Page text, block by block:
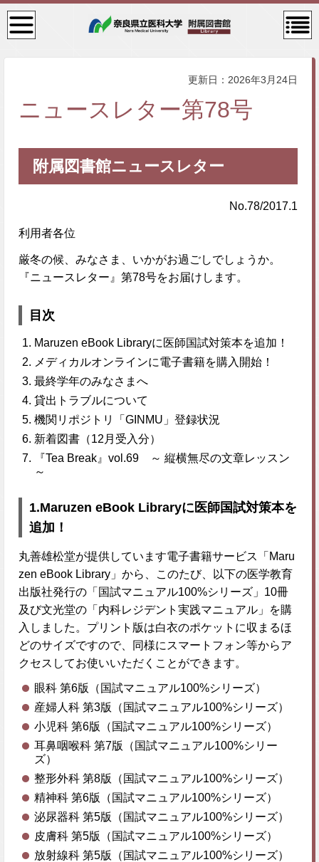
検
索・
メニ
コン
テン
ニュ
更新日：2026年3月24日
ニュースレター第78号
附属図書館ニュースレター
No.78/2017.1
利用者各位
厳冬の候、みなさま、いかがお過ごしでしょうか。
『ニュースレター』第78号をお届けします。
目次
Maruzen eBook Libraryに医師国試対策本を追加！
メディカルオンラインに電子書籍を購入開始！
最終学年のみなさまへ
貸出トラブルについて
機関リポジトリ「GINMU」登録状況
新着図書（12月受入分）
『Tea Break』vol.69 ～ 縦横無尽の文章レッスン
～
1.Maruzen eBook Libraryに医師国試対策本を
追加！
丸善雄松堂が提供しています電子書籍サービス「Maru
zen eBook Library」から、このたび、以下の医学教育
出版社発行の「国試マニュアル100%シリーズ」10冊
及び文光堂の「内科レジデント実践マニュアル」を購
入しました。プリント版は白衣のポケットに収まるほ
どのサイズですので、同様にスマートフォン等からア
クセスしてお使いいただくことができます。
眼科 第6版（国試マニュアル100%シリーズ）
産婦人科 第3版（国試マニュアル100%シリーズ）
小児科 第6版（国試マニュアル100%シリーズ）
耳鼻咽喉科 第7版（国試マニュアル100%シリー
ズ）
整形外科 第8版（国試マニュアル100%シリーズ）
精神科 第6版（国試マニュアル100%シリーズ）
泌尿器科 第5版（国試マニュアル100%シリーズ）
皮膚科 第5版（国試マニュアル100%シリーズ）
放射線科 第5版（国試マニュアル100%シリーズ）